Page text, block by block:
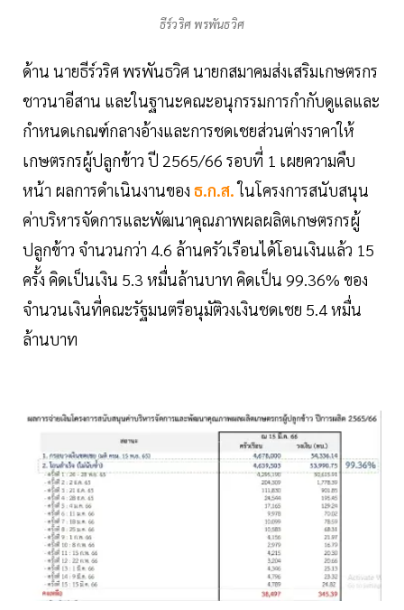
ธีร์วริศ พรพันธวิศ
ด้าน นายธีร์วริศ พรพันธวิศ นายกสมาคมส่งเสริมเกษตรกร
ชาวนาอีสาน และในฐานะคณะอนุกรรมการกำกับดูแลและ
กำหนดเกณฑ์กลางอ้างและการชดเชยส่วนต่างราคาให้
เกษตรกรผู้ปลูกข้าว ปี 2565/66 รอบที่ 1 เผยความคืบ
หน้า ผลการดำเนินงานของ ธ.ก.ส.ในโครงการสนับสนุน
ค่าบริหารจัดการและพัฒนาคุณภาพผลผลิตเกษตรกรผู้
ปลูกข้าว จำนวนกว่า 4.6 ล้านครัวเรือนได้โอนเงินแล้ว 15
ครั้ง คิดเป็นเงิน 5.3 หมื่นล้านบาท คิดเป็น 99.36% ของ
จำนวนเงินที่คณะรัฐมนตรีอนุมัติวงเงินชดเชย 5.4 หมื่น
ล้านบาท